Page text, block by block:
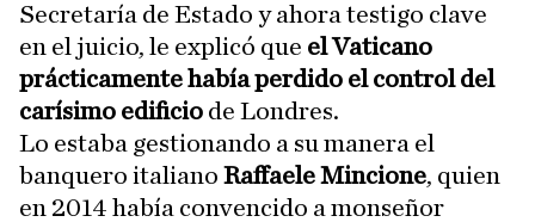
Secretaría de Estado y ahora testigo clave
en el juicio, le explicó que el Vaticano
prácticamente había perdido el control del
carísimo edificio de Londres.
Lo estaba gestionando a su manera el
banquero italiano Raffaele Mincione, quien
en 2014 había convencido a monseñor